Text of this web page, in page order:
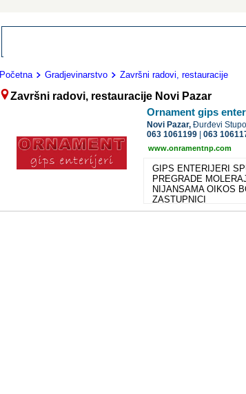
Početna Gradjevinarstvo Završni radovi, restauracije
Završni radovi, restauracije Novi Pazar
Ornament gips
Novi Pazar,Đurđevi
063 1061199 |063
www.onramentnp.com
GIPS ENTERIJERI
PREGRADE
NIJANSAMA OIKOS
ZASTUPNICI